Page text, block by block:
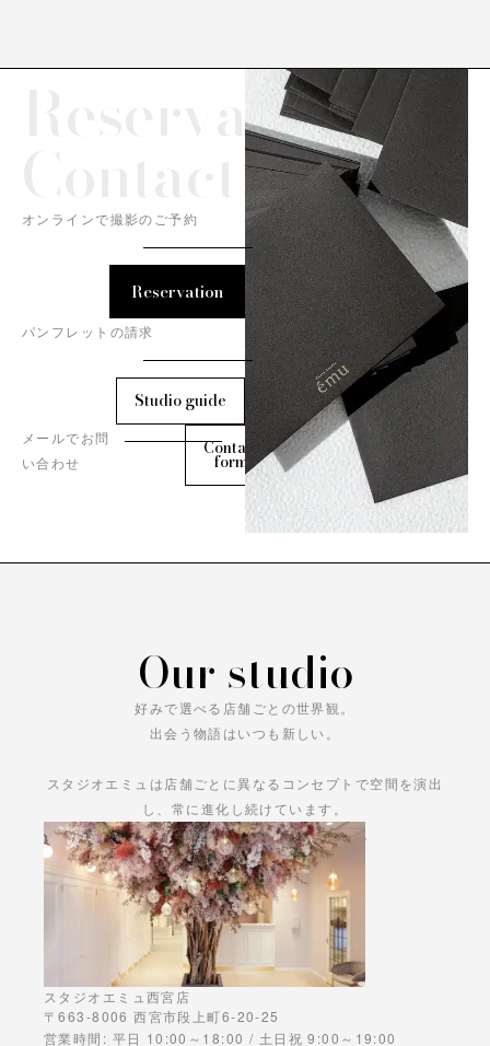
Reservation/
オンラインで撮影のご予約
Reservation
パンフレットの請求
Studio guide
メールでお問
い合わせ
Contact
form
Our studio
好みで選べる店舗ごとの世界観。
出会う物語はいつも新しい。
スタジオエミュは店舗ごとに異なるコンセプトで空間を演出
し、常に進化し続けています。
あなただけの物語をお楽しみください。
スタジオエミュ西宮店
〒663-8006 西宮市段上町6-20-25
営業時間: 平日 10:00～18:00 / 土日祝 9:00～19:00